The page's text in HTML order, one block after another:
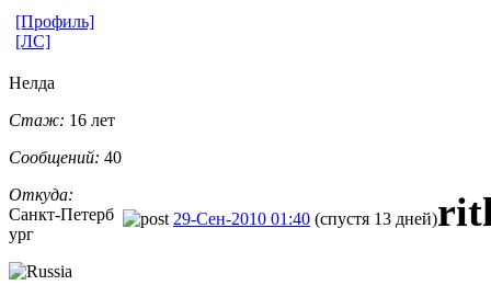
[Профиль]
[ЛС]
Нелда
Стаж: 16 лет
Сообщений: 40
Откуда:
Санкт-Петерб
ург
29-Сен-2010 01:40 (спустя 13 дней)